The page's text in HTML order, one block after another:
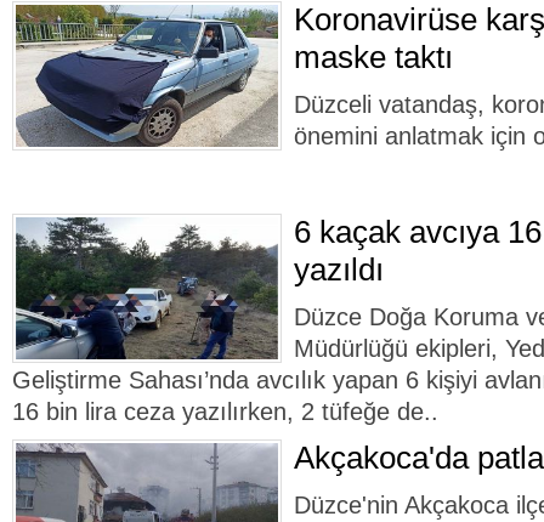
Koronavirüse
maske taktı
Düzceli vatandaş,
önemini anlatmak için
6 kaçak avcıya
yazıldı
Düzce Doğa Koruma
Müdürlüğü ekipleri,
Geliştirme Sahası’nda avcılık yapan 6 kişiyi
16 bin lira ceza yazılırken, 2 tüfeğe de..
Akçakoca'da
Düzce'nin Akçakoca